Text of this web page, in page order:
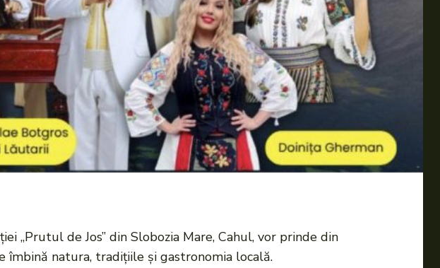
„Prutul de Jos” din Slobozia Mare, Cahul, vor prinde din
îmbină natura, tradițiile și gastronomia locală.